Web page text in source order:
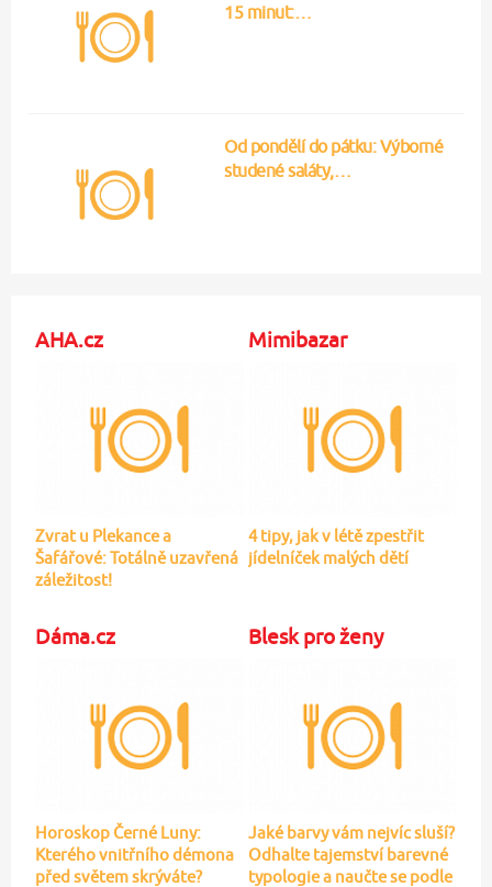
15 minut:…
Od pondělí do pátku: Výborné
studené saláty,…
AHA.cz
Zvrat u Plekance a
Šafářové: Totálně uzavřená
záležitost!
Mimibazar
4 tipy, jak v létě zpestřit
jídelníček malých dětí
Dáma.cz
Horoskop Černé Luny:
Kterého vnitřního démona
před světem skrýváte?
Blesk pro ženy
Jaké barvy vám nejvíc sluší?
Odhalte tajemství barevné
typologie a naučte se podle